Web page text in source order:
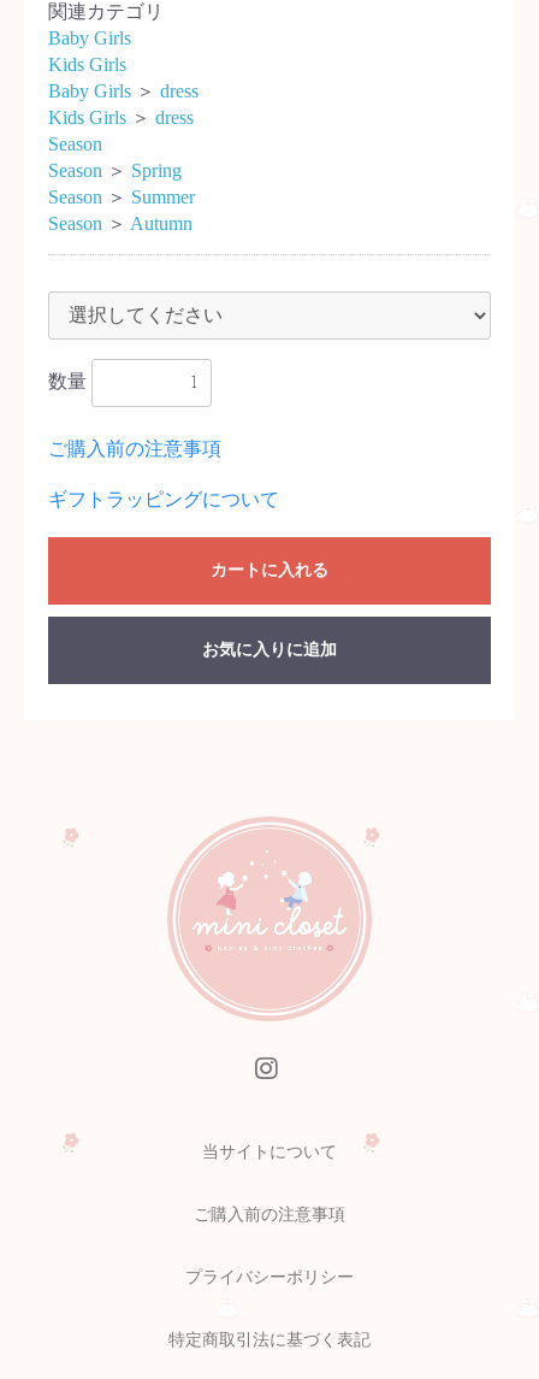
関連カテゴリ
Baby Girls
Kids Girls
Baby Girls ＞ dress
Kids Girls ＞ dress
Season
Season ＞ Spring
Season ＞ Summer
Season ＞ Autumn
数量
ご購入前の注意事項
ギフトラッピングについて
カートに入れる
お気に入りに追加
当サイトについて
ご購入前の注意事項
プライバシーポリシー
特定商取引法に基づく表記